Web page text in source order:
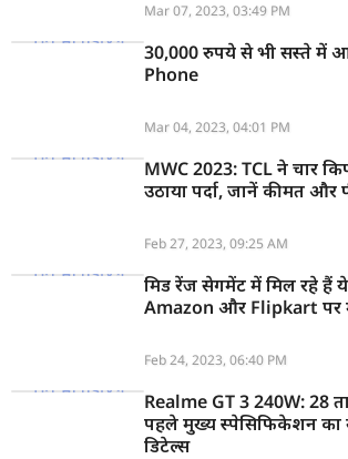
Mar 07, 2023, 03:49 PM
30,000 रुपये से भी सस्ते में
Phone
Mar 04, 2023, 04:01 PM
MWC 2023: TCL ने चार
उठाया पर्दा, जानें कीमत और
Feb 27, 2023, 09:25 AM
मिड रेंज सेगमेंट में मिल रहे हैं ये
Amazon और Flipkart पर
Feb 24, 2023, 06:40 PM
Realme GT 3 240W: 28
पहले मुख्य स्पेसिफिकेशन का
डिटेल्स